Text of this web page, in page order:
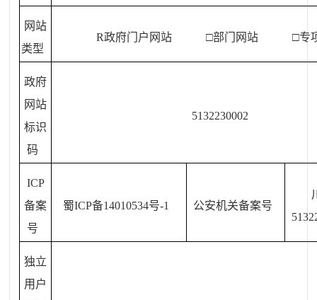
网站
类型
R政府门户网站 □部门网站 □专项
政府
网站
标识
码
5132230002
ICP
备案
号
蜀ICP备14010534号-1 公安机关备案号
独立
用户